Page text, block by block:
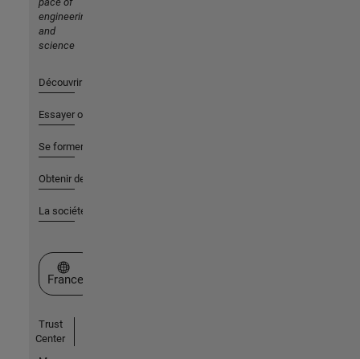
engineering
and
science
Découvrir les produits
Essayer ou acheter
Se former
Obtenir de l'aide
La société
Sélectionner un site web
France
Trust
Center